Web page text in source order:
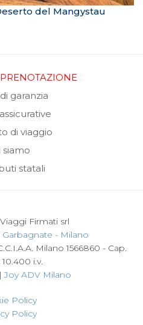
del Mangystau
garanzia
di viaggio
siamo
statali
Firmati srl
Garbagnate - Milano
Milano 1566860 - Cap.
i.v.
Joy ADV Milano
Policy
Policy